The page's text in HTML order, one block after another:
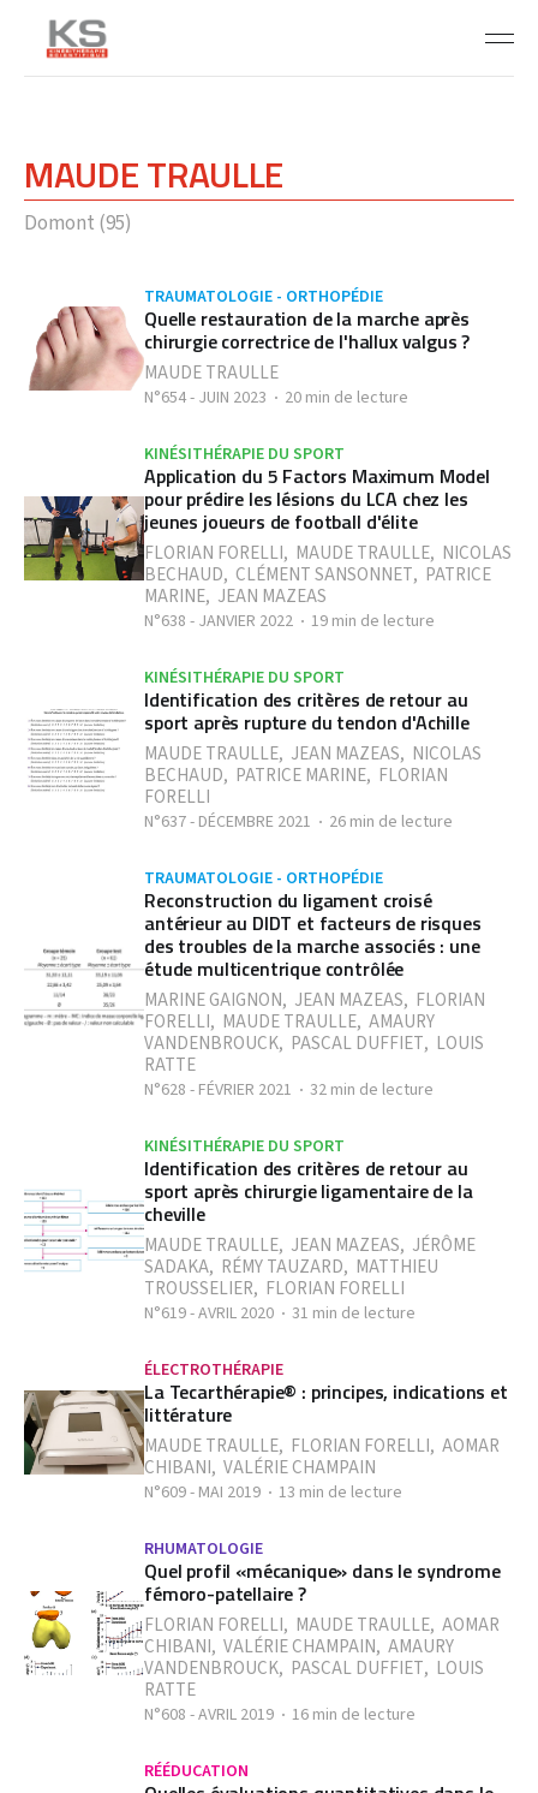
MAUDE TRAULLE
Domont (95)
TRAUMATOLOGIE - ORTHOPÉDIE
Quelle restauration de la marche après
chirurgie correctrice de l'hallux valgus ?
MAUDE TRAULLE
N°654 - JUIN 2023 20 min de lecture
KINÉSITHÉRAPIE DU SPORT
Application du 5 Factors Maximum Model
pour prédire les lésions du LCA chez les
jeunes joueurs de football d'élite
FLORIAN FORELLI, MAUDE TRAULLE, NICOLAS
BECHAUD, CLÉMENT SANSONNET, PATRICE
MARINE, JEAN MAZEAS
N°638 - JANVIER 2022 19 min de lecture
KINÉSITHÉRAPIE DU SPORT
Identification des critères de retour au
sport après rupture du tendon d'Achille
MAUDE TRAULLE, JEAN MAZEAS, NICOLAS
BECHAUD, PATRICE MARINE, FLORIAN
FORELLI
N°637 - DÉCEMBRE 2021 26 min de lecture
TRAUMATOLOGIE - ORTHOPÉDIE
Reconstruction du ligament croisé
antérieur au DIDT et facteurs de risques
des troubles de la marche associés : une
étude multicentrique contrôlée
MARINE GAIGNON, JEAN MAZEAS, FLORIAN
FORELLI, MAUDE TRAULLE, AMAURY
VANDENBROUCK, PASCAL DUFFIET, LOUIS
RATTE
N°628 - FÉVRIER 2021 32 min de lecture
KINÉSITHÉRAPIE DU SPORT
Identification des critères de retour au
sport après chirurgie ligamentaire de la
cheville
MAUDE TRAULLE, JEAN MAZEAS, JÉRÔME
SADAKA, RÉMY TAUZARD, MATTHIEU
TROUSSELIER, FLORIAN FORELLI
N°619 - AVRIL 2020 31 min de lecture
ÉLECTROTHÉRAPIE
La Tecarthérapie® : principes, indications et
littérature
MAUDE TRAULLE, FLORIAN FORELLI, AOMAR
CHIBANI, VALÉRIE CHAMPAIN
N°609 - MAI 2019 13 min de lecture
RHUMATOLOGIE
Quel profil «mécanique» dans le syndrome
fémoro-patellaire ?
FLORIAN FORELLI, MAUDE TRAULLE, AOMAR
CHIBANI, VALÉRIE CHAMPAIN, AMAURY
VANDENBROUCK, PASCAL DUFFIET, LOUIS
RATTE
N°608 - AVRIL 2019 16 min de lecture
RÉÉDUCATION